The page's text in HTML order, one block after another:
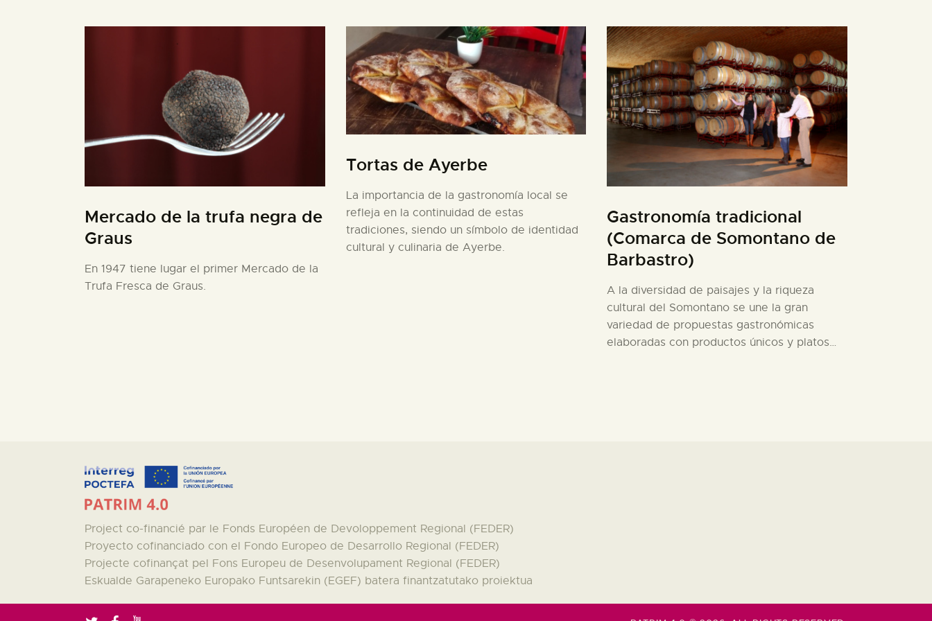
Mercado de la trufa negra de
Graus
En 1947 tiene lugar el primer Mercado de la
Trufa Fresca de Graus.
Tortas de Ayerbe
La importancia de la gastronomía local se
refleja en la continuidad de estas
tradiciones, siendo un símbolo de identidad
cultural y culinaria de Ayerbe.
Gastronomía tradicional
(Comarca de Somontano de
Barbastro)
A la diversidad de paisajes y la riqueza
cultural del Somontano se une la gran
variedad de propuestas gastronómicas
elaboradas con productos únicos y platos…
Project co-financié par le Fonds Européen de Devoloppement Regional (FEDER)
Proyecto cofinanciado con el Fondo Europeo de Desarrollo Regional (FEDER)
Projecte cofinançat pel Fons Europeu de Desenvolupament Regional (FEDER)
Eskualde Garapeneko Europako Funtsarekin (EGEF) batera finantzatutako proiektua